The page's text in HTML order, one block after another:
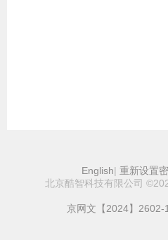
English| 重新设置
北京酷智科技有限公司
京网文【2024】2602-